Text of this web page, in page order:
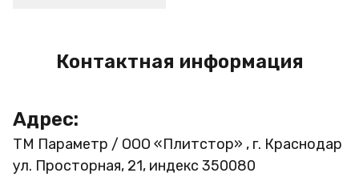
Контактная информация
Адрес:
ТМ Параметр / ООО «Плитстор» , г. Краснодар
ул. Просторная, 21, индекс 350080